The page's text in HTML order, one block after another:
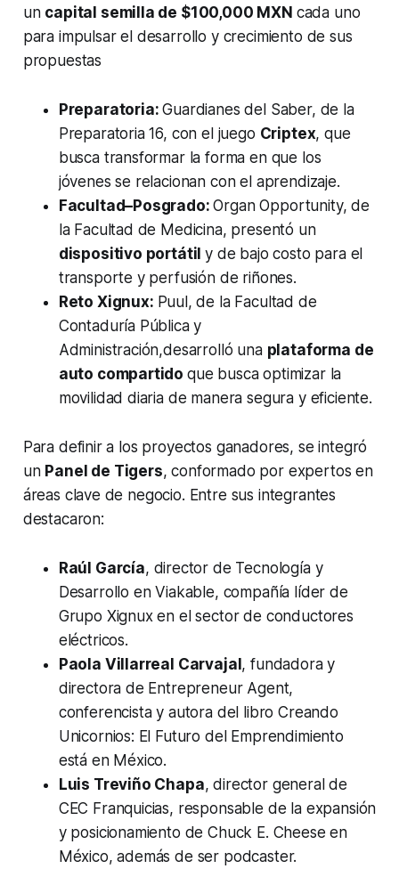
un capital semilla de $100,000 MXN cada uno
para impulsar el desarrollo y crecimiento de sus
propuestas
Preparatoria:Guardianes del Saber, de la
Preparatoria 16, con el juego Criptex, que
busca transformar la forma en que los
jóvenes se relacionan con el aprendizaje.
Facultad–Posgrado:Organ Opportunity, de
la Facultad de Medicina, presentó un
dispositivo portátily de bajo costo para el
transporte y perfusión de riñones.
Reto Xignux: Puul, de la Facultad de
Contaduría Pública y
Administración,desarrolló una plataforma de
auto compartido que busca optimizar la
movilidad diaria de manera segura y eficiente.
Para definir a los proyectos ganadores, se integró
un Panel de Tigers, conformado por expertos en
áreas clave de negocio. Entre sus integrantes
destacaron:
Raúl García, director de Tecnología y
Desarrollo en Viakable, compañía líder de
Grupo Xignux en el sector de conductores
eléctricos.
Paola Villarreal Carvajal , fundadora y
directora de Entrepreneur Agent,
conferencista y autora del libro Creando
Unicornios: El Futuro del Emprendimiento
está en México.
Luis Treviño Chapa, director general de
CEC Franquicias, responsable de la expansión
y posicionamiento de Chuck E. Cheese en
México, además de ser podcaster.